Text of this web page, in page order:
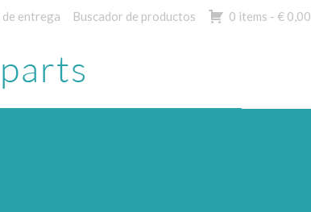
0 items - € 0,00
entrega Buscador de productos